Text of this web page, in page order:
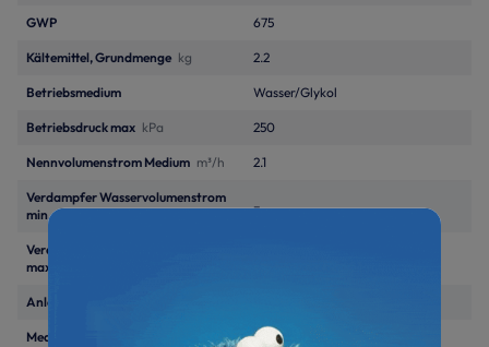
GWP 675
Kältemittel, Grundmenge kg 2.2
Betriebsmedium Wasser/Glykol
Betriebsdruck max kPa 250
Nennvolumenstrom Medium m³/h 2.1
Verdampfer Wasservolumenstrom
min. m³/h
–
Verdampfer Wasservolumenstrom
max.
Anlagendruck Verfügbar
Mediumanschluss, Vorlauf 1"